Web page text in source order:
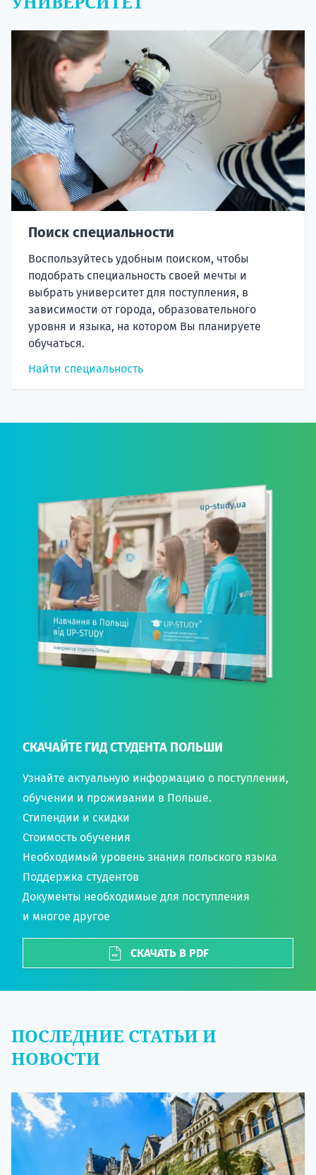
Поиск специальности
Воспользуйтесь удобным поиском, чтобы
подобрать специальность своей мечты и
выбрать университет для поступления, в
зависимости от города, образовательного
уровня и языка, на котором Вы планируете
обучаться.
Найти специальность
СКАЧАЙТЕ ГИД СТУДЕНТА ПОЛЬШИ
Узнайте актуальную информацию о поступлении,
обучении и проживании в Польше.
Стипендии и скидки
Стоимость обучения
Необходимый уровень знания польского языка
Поддержка студентов
Документы необходимые для поступления
и многое другое
СКАЧАТЬ В PDF
ПОСЛЕДНИЕ СТАТЬИ И
НОВОСТИ